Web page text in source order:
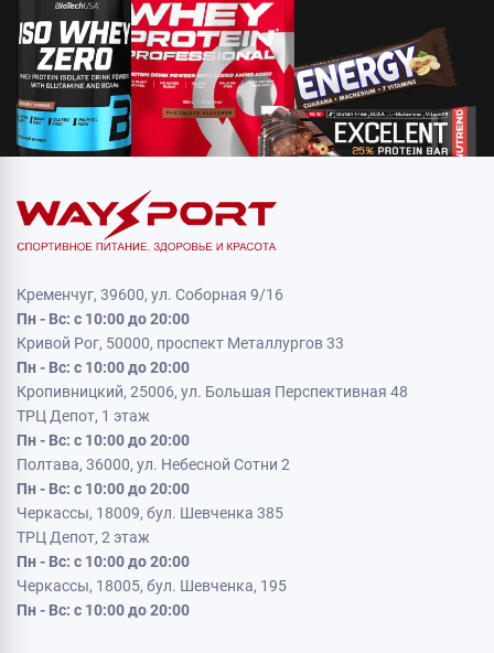
Кременчуг, 39600, ул. Соборная 9/16
Пн - Вс: с 10:00 до 20:00
Кривой Рог, 50000, проспект Металлургов 33
Пн - Вс: с 10:00 до 20:00
Кропивницкий, 25006, ул. Большая Перспективная 48
ТРЦ Депот, 1 этаж
Пн - Вс: с 10:00 до 20:00
Полтава, 36000, ул. Небесной Сотни 2
Пн - Вс: с 10:00 до 20:00
Черкассы, 18009, бул. Шевченка 385
ТРЦ Депот, 2 этаж
Пн - Вс: с 10:00 до 20:00
Черкассы, 18005, бул. Шевченка, 195
Пн - Вс: с 10:00 до 20:00